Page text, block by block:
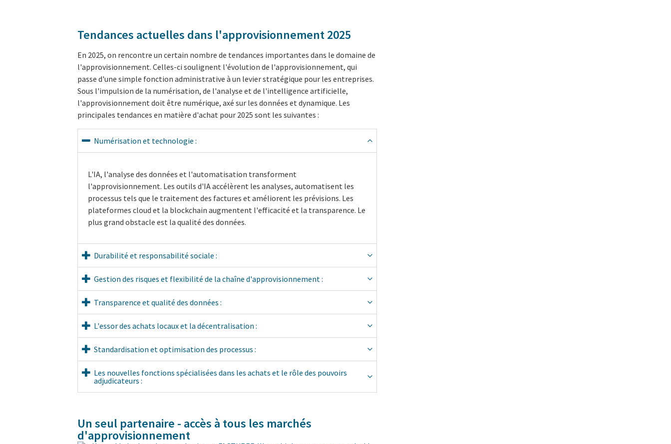
Tendances actuelles dans l'approvisionnement 2025
En 2025, on rencontre un certain nombre de tendances importantes dans le domaine de
l'approvisionnement. Celles-ci soulignent l'évolution de l'approvisionnement, qui
passe d'une simple fonction administrative à un levier stratégique pour les entreprises.
Sous l'impulsion de la numérisation, de l'analyse et de l'intelligence artificielle,
l'approvisionnement doit être numérique, axé sur les données et dynamique. Les
principales tendances en matière d'achat pour 2025 sont les suivantes :
Numérisation et technologie :
L'IA, l'analyse des données et l'automatisation transforment
l'approvisionnement. Les outils d'IA accélèrent les analyses, automatisent les
processus tels que le traitement des factures et améliorent les prévisions. Les
plateformes cloud et la blockchain augmentent l'efficacité et la transparence. Le
plus grand obstacle est la qualité des données.
Durabilité et responsabilité sociale :
Gestion des risques et flexibilité de la chaîne d'approvisionnement :
Transparence et qualité des données :
L'essor des achats locaux et la décentralisation :
Standardisation et optimisation des processus :
Les nouvelles fonctions spécialisées dans les achats et le rôle des pouvoirs
adjudicateurs :
Un seul partenaire - accès à tous les marchés
d'approvisionnement